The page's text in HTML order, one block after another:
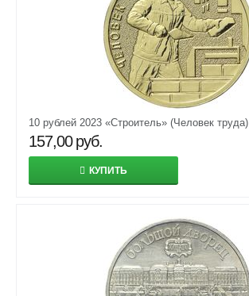
10 рублей 2023 «Строитель» (Человек труда)
157,00 руб.
КУПИТЬ